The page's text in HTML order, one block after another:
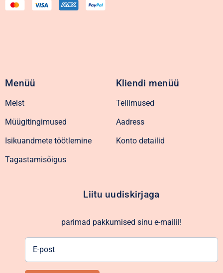
Menüü
Meist
Müügitingimused
Isikuandmete töötlemine
Tagastamisõigus
Kliendi menüü
Tellimused
Aadress
Konto detailid
Liitu uudiskirjaga
parimad pakkumised sinu e-mailil!